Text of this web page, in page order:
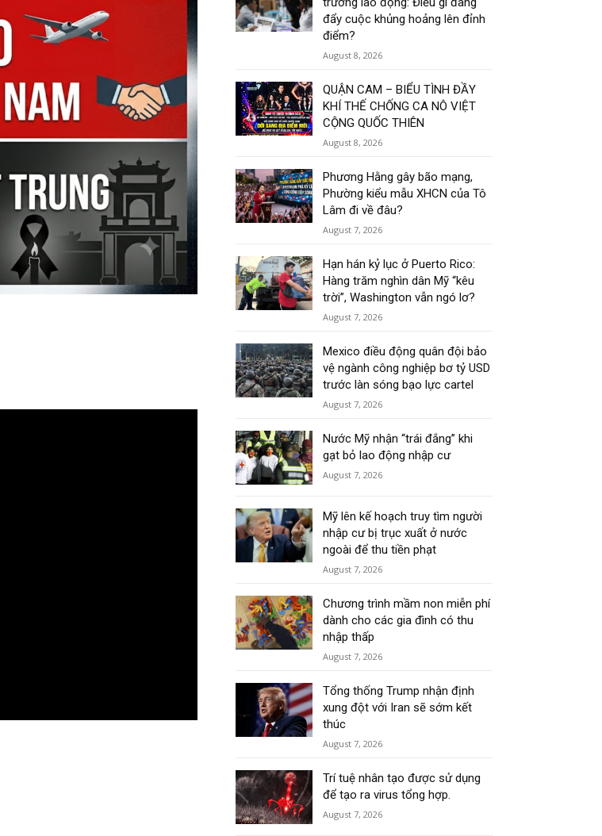
đẩy cuộc khủng hoảng lên đỉnh
điểm?
August 8, 2026
QUẬN CAM – BIỂU TÌNH ĐẦY
KHÍ THẾ CHỐNG CA NÔ VIỆT
CỘNG QUỐC THIÊN
August 8, 2026
Phương Hằng gây bão mạng,
Phường kiểu mẫu XHCN của Tô
Lâm đi về đâu?
August 7, 2026
Hạn hán kỷ lục ở Puerto Rico:
Hàng trăm nghìn dân Mỹ “kêu
trời”, Washington vẫn ngó lơ?
August 7, 2026
Mexico điều động quân đội bảo
vệ ngành công nghiệp bơ tỷ USD
trước làn sóng bạo lực cartel
August 7, 2026
Nước Mỹ nhận “trái đắng” khi
gạt bỏ lao động nhập cư
August 7, 2026
Mỹ lên kế hoạch truy tìm người
nhập cư bị trục xuất ở nước
ngoài để thu tiền phạt
August 7, 2026
Chương trình mầm non miễn phí
dành cho các gia đình có thu
nhập thấp
August 7, 2026
Tổng thống Trump nhận định
xung đột với Iran sẽ sớm kết
thúc
August 7, 2026
Trí tuệ nhân tạo được sử dụng
để tạo ra virus tổng hợp.
August 7, 2026